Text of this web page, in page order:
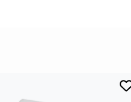
и Champions Axe;